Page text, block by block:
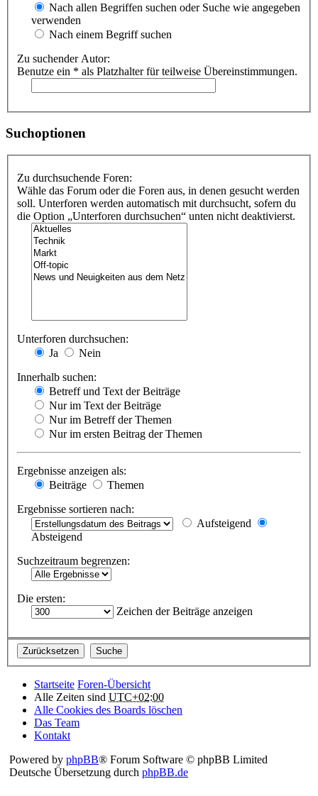
Nach allen Begriffen suchen oder Suche wie angegeben
verwenden
Nach einem Begriff suchen
Zu suchender Autor:
Benutze ein * als Platzhalter für teilweise Übereinstimmungen.
Suchoptionen
Zu durchsuchende Foren:
Wähle das Forum oder die Foren aus, in denen gesucht werden
soll. Unterforen werden automatisch mit durchsucht, sofern du
die Option „Unterforen durchsuchen“ unten nicht deaktivierst.
Unterforen durchsuchen:
Ja
Nein
Innerhalb suchen:
Betreff und Text der Beiträge
Nur im Text der Beiträge
Nur im Betreff der Themen
Nur im ersten Beitrag der Themen
Ergebnisse anzeigen als:
Beiträge
Themen
Ergebnisse sortieren nach:
Aufsteigend
Absteigend
Suchzeitraum begrenzen:
Die ersten:
Zeichen der Beiträge anzeigen
Startseite Foren-Übersicht
Alle Zeiten sind UTC+02:00
Alle Cookies des Boards löschen
Das Team
Kontakt
Powered by phpBB® Forum Software © phpBB Limited
Deutsche Übersetzung durch phpBB.de